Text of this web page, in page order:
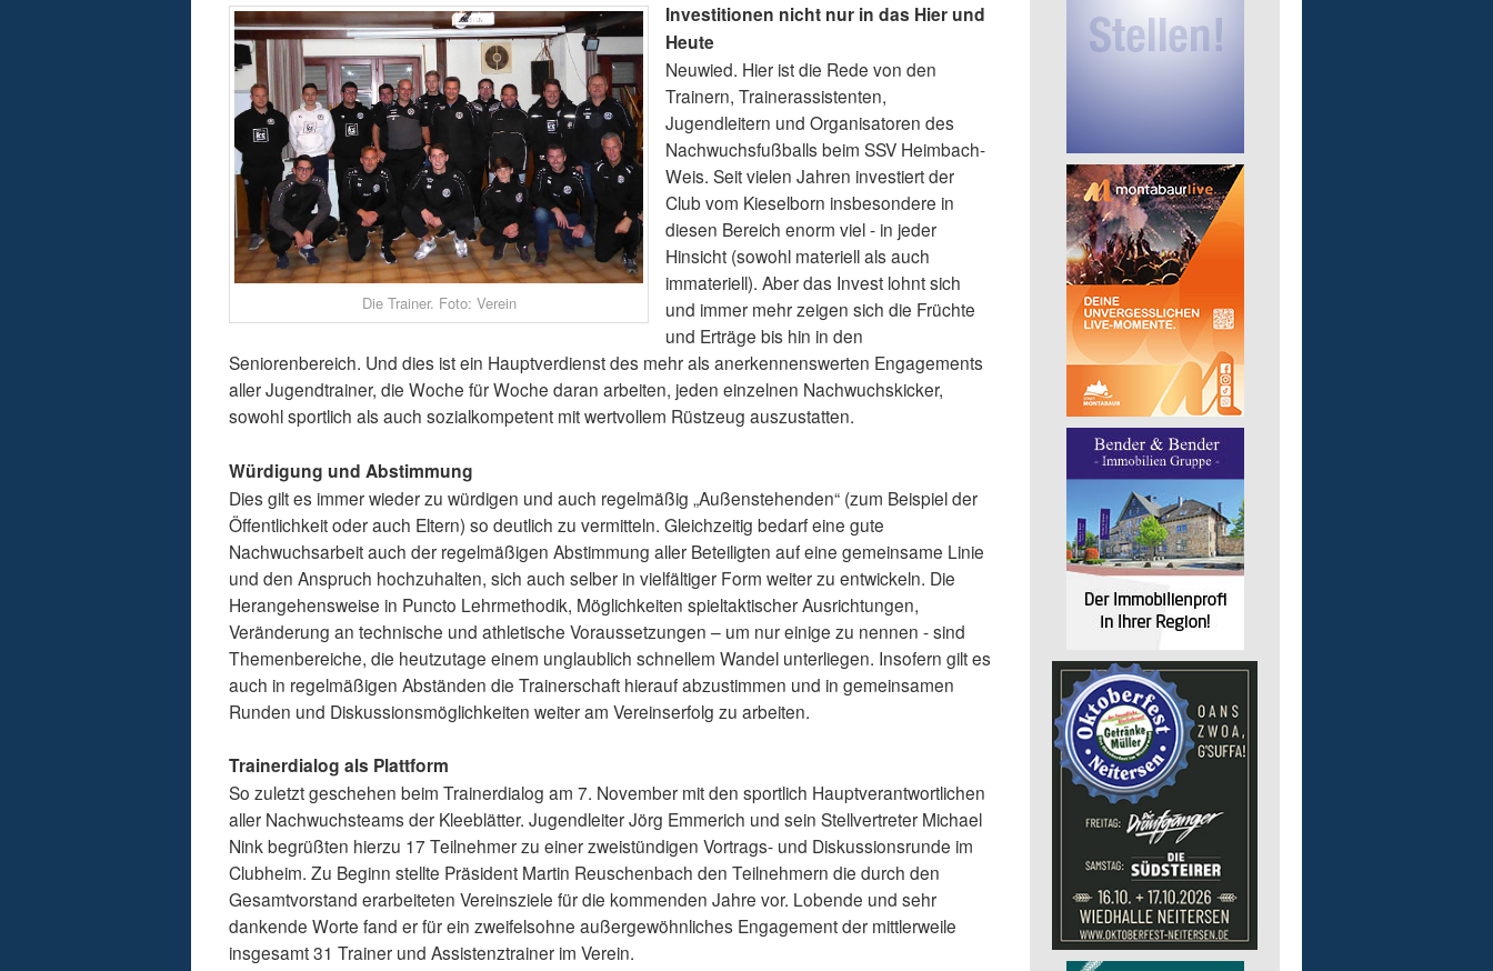
Die Trainer. Foto: Verein
Investitionen nicht nur in das Hier und
Heute
Neuwied. Hier ist die Rede von den
Trainern, Trainerassistenten,
Jugendleitern und Organisatoren des
Nachwuchsfußballs beim SSV Heimbach-
Weis. Seit vielen Jahren investiert der
Club vom Kieselborn insbesondere in
diesen Bereich enorm viel - in jeder
Hinsicht (sowohl materiell als auch
immateriell). Aber das Invest lohnt sich
und immer mehr zeigen sich die Früchte
und Erträge bis hin in den
Seniorenbereich. Und dies ist ein Hauptverdienst des mehr als anerkennenswerten Engagements
aller Jugendtrainer, die Woche für Woche daran arbeiten, jeden einzelnen Nachwuchskicker,
sowohl sportlich als auch sozialkompetent mit wertvollem Rüstzeug auszustatten.
Würdigung und Abstimmung
Dies gilt es immer wieder zu würdigen und auch regelmäßig „Außenstehenden“ (zum Beispiel der
Öffentlichkeit oder auch Eltern) so deutlich zu vermitteln. Gleichzeitig bedarf eine gute
Nachwuchsarbeit auch der regelmäßigen Abstimmung aller Beteiligten auf eine gemeinsame Linie
und den Anspruch hochzuhalten, sich auch selber in vielfältiger Form weiter zu entwickeln. Die
Herangehensweise in Puncto Lehrmethodik, Möglichkeiten spieltaktischer Ausrichtungen,
Veränderung an technische und athletische Voraussetzungen – um nur einige zu nennen - sind
Themenbereiche, die heutzutage einem unglaublich schnellem Wandel unterliegen. Insofern gilt es
auch in regelmäßigen Abständen die Trainerschaft hierauf abzustimmen und in gemeinsamen
Runden und Diskussionsmöglichkeiten weiter am Vereinserfolg zu arbeiten.
Trainerdialog als Plattform
So zuletzt geschehen beim Trainerdialog am 7. November mit den sportlich Hauptverantwortlichen
aller Nachwuchsteams der Kleeblätter. Jugendleiter Jörg Emmerich und sein Stellvertreter Michael
Nink begrüßten hierzu 17 Teilnehmer zu einer zweistündigen Vortrags- und Diskussionsrunde im
Clubheim. Zu Beginn stellte Präsident Martin Reuschenbach den Teilnehmern die durch den
Gesamtvorstand erarbeiteten Vereinsziele für die kommenden Jahre vor. Lobende und sehr
dankende Worte fand er für ein zweifelsohne außergewöhnliches Engagement der mittlerweile
insgesamt 31 Trainer und Assistenztrainer im Verein.